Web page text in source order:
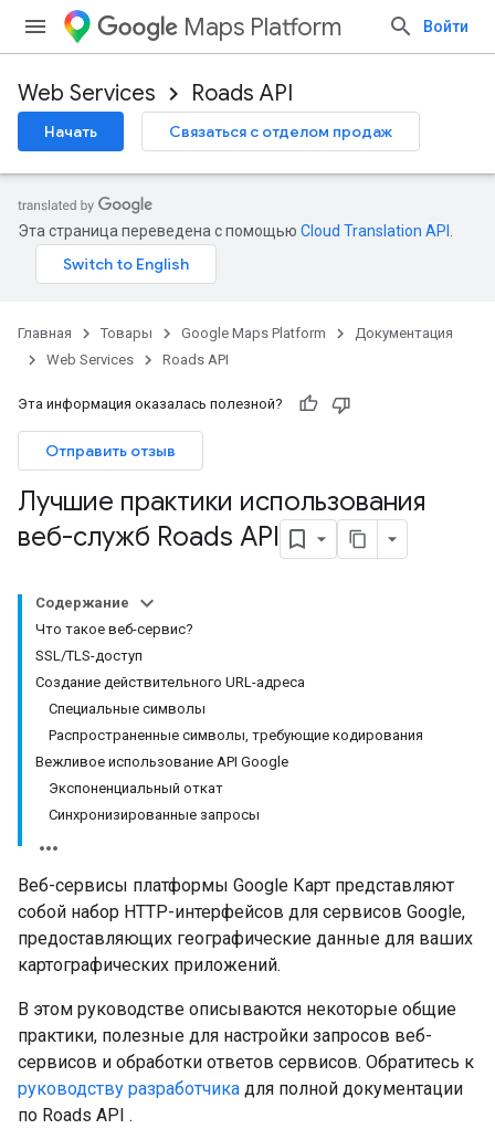
Maps Platform Войти
Web Services Roads API
Начать Связаться с отделом продаж
Эта страница переведена с помощью Cloud Translation API
Главная Товары Google Maps Platform
Документация
Web Services
Roads API
Эта информация оказалась полезной?
Отправить отзыв
Лучшие практики использования
веб-служб Roads API
Содержание
Что такое веб-сервис?
SSL/TLS-доступ
Создание действительного URL-адреса
Специальные символы
Распространенные символы, требующие кодирования
Вежливое использование API Google
Экспоненциальный откат
Синхронизированные запросы
Веб-сервисы платформы Google Карт представляют
собой набор HTTP-интерфейсов для сервисов Google,
предоставляющих географические данные для ваших
картографических приложений.
В этом руководстве описываются некоторые общие
практики, полезные для настройки запросов веб-
сервисов и обработки ответов сервисов. Обратитесь к
руководству разработчика для полной документации
по Roads API .